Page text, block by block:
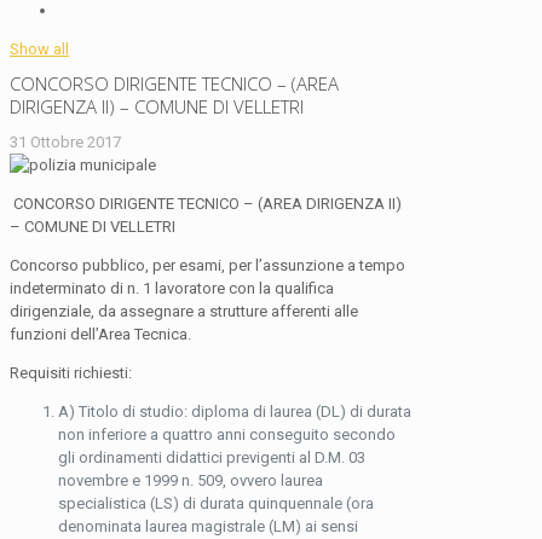
Show all
CONCORSO DIRIGENTE TECNICO – (AREA
DIRIGENZA II) – COMUNE DI VELLETRI
31 Ottobre 2017
CONCORSO DIRIGENTE TECNICO – (AREA DIRIGENZA II)
– COMUNE DI VELLETRI
Concorso pubblico, per esami, per l’assunzione a tempo
indeterminato di n. 1 lavoratore con la qualifica
dirigenziale, da assegnare a strutture afferenti alle
funzioni dell’Area Tecnica.
Requisiti richiesti:
A) Titolo di studio: diploma di laurea (DL) di durata
non inferiore a quattro anni conseguito secondo
gli ordinamenti didattici previgenti al D.M. 03
novembre e 1999 n. 509, ovvero laurea
specialistica (LS) di durata quinquennale (ora
denominata laurea magistrale (LM) ai sensi